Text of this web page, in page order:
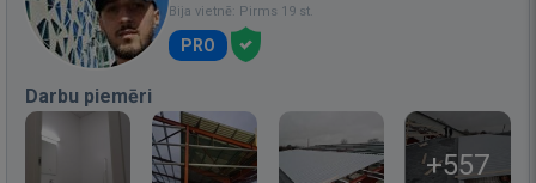
Bija vietnē: Pirms 19 st.
PRO
Darbu piemēri
+557